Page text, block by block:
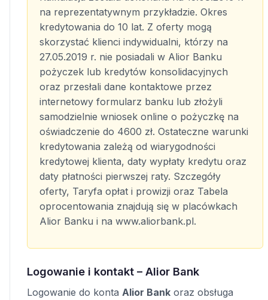
na reprezentatywnym przykładzie. Okres
kredytowania do 10 lat. Z oferty mogą
skorzystać klienci indywidualni, którzy na
27.05.2019 r. nie posiadali w Alior Banku
pożyczek lub kredytów konsolidacyjnych
oraz przesłali dane kontaktowe przez
internetowy formularz banku lub złożyli
samodzielnie wniosek online o pożyczkę na
oświadczenie do 4600 zł. Ostateczne warunki
kredytowania zależą od wiarygodności
kredytowej klienta, daty wypłaty kredytu oraz
daty płatności pierwszej raty. Szczegóły
oferty, Taryfa opłat i prowizji oraz Tabela
oprocentowania znajdują się w placówkach
Alior Banku i na www.aliorbank.pl.
Logowanie i kontakt – Alior Bank
Logowanie do konta Alior Bank oraz obsługa